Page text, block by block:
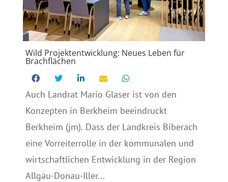
Wild Projektentwicklung: Neues Leben für
Brachflächen
Auch Landrat Mario Glaser ist von den
Konzepten in Berkheim beeindruckt
Berkheim (jm). Dass der Landkreis Biberach
eine Vorreiterrolle in der kommunalen und
wirtschaftlichen Entwicklung in der Region
Allgäu-Donau-Iller...